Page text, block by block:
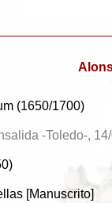
(1650/1700)
-Toledo-,
[Manuscrito]